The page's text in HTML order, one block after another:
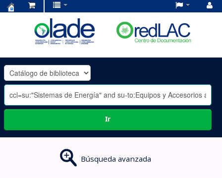
OLADE
-
Ir
Búsqueda avanzada